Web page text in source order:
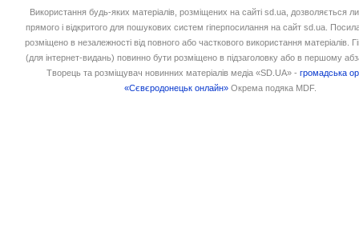
Використання будь-яких матеріалів, розміщених на сайті sd.ua, дозволяється
прямого і відкритого для пошукових систем гіперпосилання на сайт sd.ua.
розміщено в незалежності від повного або часткового використання матеріалів.
(для інтернет-видань) повинно бути розміщено в підзаголовку або в першому
Творець та розміщувач новинних матеріалів медіа «SD.UA» -громадська
«Сєвєродонецьк онлайн» Окрема подяка MDF.